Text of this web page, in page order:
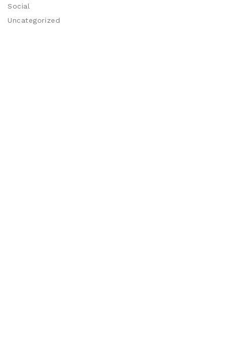
Social
Uncategorized